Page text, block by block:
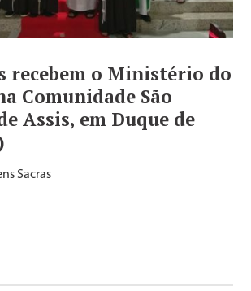
recebem o Ministério do
Comunidade São
Assis, em Duque de
Sacras